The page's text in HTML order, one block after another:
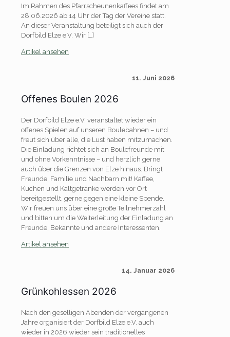
Im Rahmen des Pfarrscheunenkaffees findet am
28.06.2026 ab 14 Uhr der Tag der Vereine statt.
An dieser Veranstaltung beteiligt sich auch der
Dorfbild Elze e.V. Wir […]
Artikel ansehen
11. Juni 2026
Offenes Boulen 2026
Der Dorfbild Elze e.V. veranstaltet wieder ein
offenes Spielen auf unseren Boulebahnen – und
freut sich über alle, die Lust haben mitzumachen.
Die Einladung richtet sich an Boulefreunde mit
und ohne Vorkenntnisse – und herzlich gerne
auch über die Grenzen von Elze hinaus. Bringt
Freunde, Familie und Nachbarn mit! Kaffee,
Kuchen und Kaltgetränke werden vor Ort
bereitgestellt, gerne gegen eine kleine Spende.
Wir freuen uns über eine große Teilnehmerzahl
und bitten um die Weiterleitung der Einladung an
Freunde, Bekannte und andere Interessenten.
Artikel ansehen
14. Januar 2026
Grünkohlessen 2026
Nach den geselligen Abenden der vergangenen
Jahre organisiert der Dorfbild Elze e.V. auch
wieder in 2026 wieder sein traditionelles